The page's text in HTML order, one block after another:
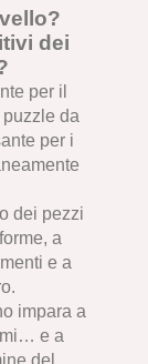
dei
per il
da
per i
dei pezzi
a
e a
impara a
e a
del